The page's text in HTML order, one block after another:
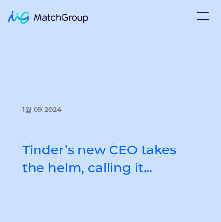
1월 09 2024
Tinder’s new CEO takes
the helm, calling it…